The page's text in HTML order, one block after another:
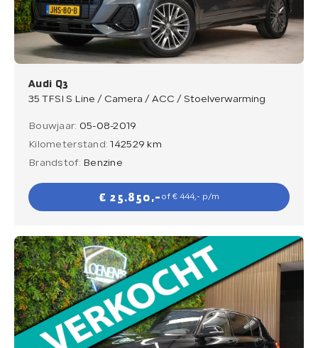
Audi Q3
35 TFSI S Line / Camera / ACC / Stoelverwarming
Bouwjaar: 05-08-2019
Kilometerstand:142529 km
Brandstof: Benzine
€ 25.850,- of € 444,- p/m